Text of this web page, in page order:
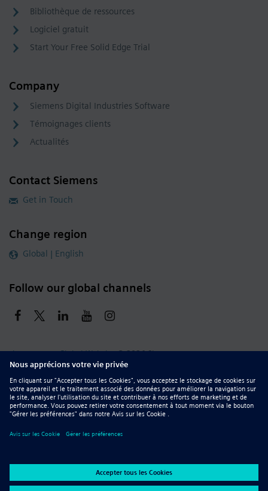
Bibliothèque de ressources
Logiciel gratuit
Start Your Free Solid Edge Trial
Company
Siemens Digital Industries Software
Témoignages clients
Actualités
Contact Siemens
Get in Touch
Change region
Global | English
Follow our global channels
siemens.com Global Website © 2026 Siemens
Whistleblowing
Corporate Information
DMCA
Privacy Notice
Terms of Use
Digital ID Report Piracy